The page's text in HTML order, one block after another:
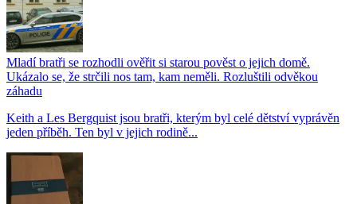
Mladí bratři se rozhodli ověřit si starou pověst o jejich domě.
Ukázalo se, že strčili nos tam, kam neměli. Rozluštili odvěkou
záhadu
Keith a Les Bergquist jsou bratři, kterým byl celé dětství vyprávěn
jeden příběh. Ten byl v jejich rodině...